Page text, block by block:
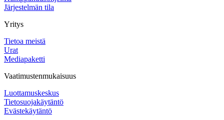
Järjestelmän tila
Yritys
Tietoa meistä
Urat
Mediapaketti
Vaatimustenmukaisuus
Luottamuskeskus
Tietosuojakäytäntö
Evästekäytäntö